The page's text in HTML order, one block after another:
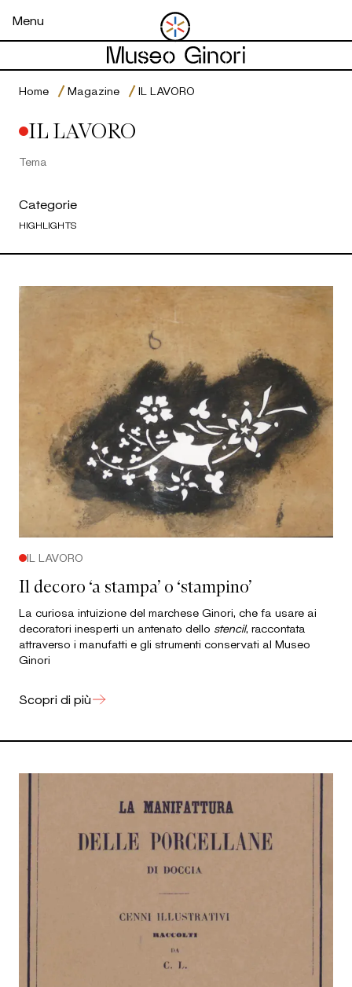
Open menu
Menu
Home Magazine IL LAVORO
IL LAVORO
Tema
Categorie
HIGHLIGHTS
IL LAVORO
Il decoro ‘a stampa’ o ‘stampino’
La curiosa intuizione del marchese Ginori, che fa usare ai
decoratori inesperti un antenato dello stencil, raccontata
attraverso i manufatti e gli strumenti conservati al Museo
Ginori
Scopri di più